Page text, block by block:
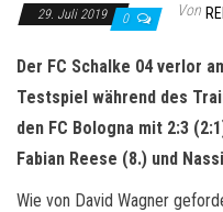
29. Juli 2019 0 Von
Der FC Schalke 04 verlor
Testspiel während des
den FC Bologna mit 2:3
Fabian Reese (8.) und
Wie von David Wagner